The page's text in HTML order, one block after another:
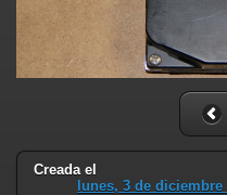
Creada el
lunes, 3 de diciembre